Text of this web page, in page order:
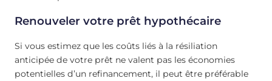
Renouveler votre prêt hypothécaire
Si vous estimez que les coûts liés à la résiliation
anticipée de votre prêt ne valent pas les économies
potentielles d’un refinancement, il peut être préférable